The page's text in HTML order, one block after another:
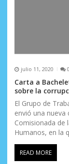
julio 11, 2020 0
Carta a
sobre la
El Grupo de
envió una nueva
Comisionada de
Humanos, en la
READ MORE